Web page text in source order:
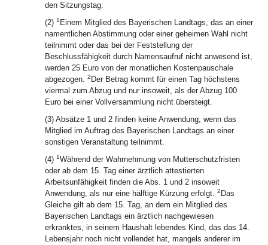
den Sitzungstag.
(2) 1 Einem Mitglied des Bayerischen Landtags, das an einer
namentlichen Abstimmung oder einer geheimen Wahl nicht
teilnimmt oder das bei der Feststellung der
Beschlussfähigkeit durch Namensaufruf nicht anwesend ist,
werden 25 Euro von der monatlichen Kostenpauschale
abgezogen. 2 Der Betrag kommt für einen Tag höchstens
viermal zum Abzug und nur insoweit, als der Abzug 100
Euro bei einer Vollversammlung nicht übersteigt.
(3) Absätze 1 und 2 finden keine Anwendung, wenn das
Mitglied im Auftrag des Bayerischen Landtags an einer
sonstigen Veranstaltung teilnimmt.
(4) 1Während der Wahrnehmung von Mutterschutzfristen
oder ab dem 15. Tag einer ärztlich attestierten
Arbeitsunfähigkeit finden die Abs. 1 und 2 insoweit
Anwendung, als nur eine hälftige Kürzung erfolgt. 2 Das
Gleiche gilt ab dem 15. Tag, an dem ein Mitglied des
Bayerischen Landtags ein ärztlich nachgewiesen
erkranktes, in seinem Haushalt lebendes Kind, das das 14.
Lebensjahr noch nicht vollendet hat, mangels anderer im